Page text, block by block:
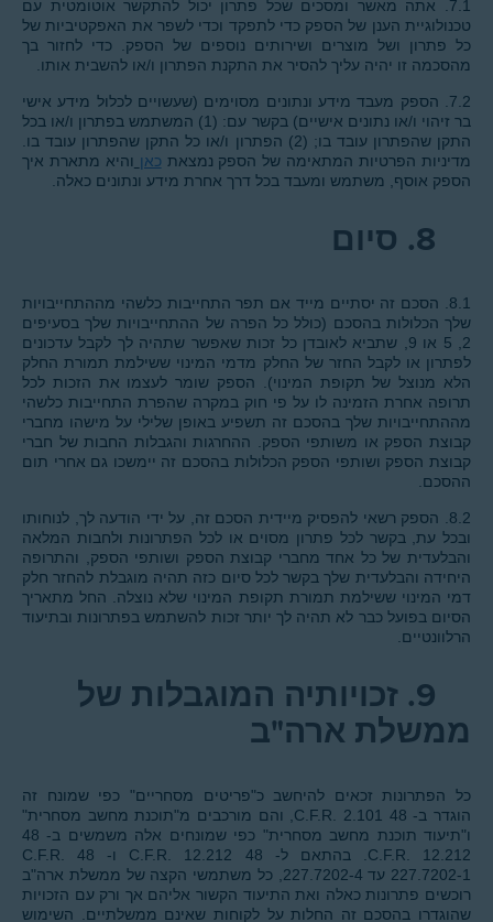
7.1. אתה מאשר ומסכים שכל פתרון יכול להתקשר אוטומטית עם
טכנולוגיית הענן של הספק כדי לתפקד וכדי לשפר את האפקטיביות של
כל פתרון ושל מוצרים ושירותים נוספים של הספק. כדי לחזור בך
מהסכמה זו יהיה עליך להסיר את התקנת הפתרון ו/או להשבית אותו.
7.2. הספק מעבד מידע ונתונים מסוימים (שעשויים לכלול מידע אישי
בר זיהוי ו/או נתונים אישיים) בקשר עם: (1) המשתמש בפתרון ו/או בכל
התקן שהפתרון עובד בו; (2) הפתרון ו/או כל התקן שהפתרון עובד בו.
מדיניות הפרטיות המתאימה של הספק נמצאת כאן והיא מתארת איך
הספק אוסף, משתמש ומעבד בכל דרך אחרת מידע ונתונים כאלה
8. סיום
8.1. הסכם זה יסתיים מייד אם תפר התחייבות כלשהי מההתחייבויות
שלך הכלולות בהסכם (כולל כל הפרה של ההתחייבויות שלך בסעיפים
2, 5 או 9, שתביא לאובדן כל זכות שאפשר שתהיה לך לקבל עדכונים
לפתרון או לקבל החזר של החלק מדמי המינוי ששילמת תמורת החלק
הלא מנוצל של תקופת המינוי). הספק שומר לעצמו את הזכות לכל
תרופה אחרת הזמינה לו על פי חוק במקרה שהפרת התחייבות כלשהי
מההתחייבויות שלך בהסכם זה תשפיע באופן שלילי על מישהו מחברי
קבוצת הספק או משותפי הספק. ההחרגות והגבלות החבות של חברי
קבוצת הספק ושותפי הספק הכלולות בהסכם זה יימשכו גם אחרי תום
ההסכם.
8.2. הספק רשאי להפסיק מיידית הסכם זה, על ידי הודעה לך, לנוחותו
ובכל עת, בקשר לכל פתרון מסוים או לכל הפתרונות ולחבות המלאה
והבלעדית של כל אחד מחברי קבוצת הספק ושותפי הספק, והתרופה
היחידה והבלעדית שלך בקשר לכל סיום כזה תהיה מוגבלת להחזר חלק
דמי המינוי ששילמת תמורת תקופת המינוי שלא נוצלה. החל מתאריך
הסיום בפועל כבר לא תהיה לך יותר זכות להשתמש בפתרונות ובתיעוד
הרלוונטיים.
9. זכויותיה המוגבלות של
ממשלת ארה"ב
כל הפתרונות זכאים להיחשב כ"פריטים מסחריים" כפי שמונח זה
הוגדר ב- 48 C.F.R. 2.101, והם מורכבים מ"תוכנת מחשב מסחרית"
ו"תיעוד תוכנת מחשב מסחרית" כפי שמונחים אלה משמשים ב- 48
C.F.R. 12.212. בהתאם ל- 48 C.F.R. 12.212 ו- 48 C.F.R.
227.7202-1 עד 227.7202-4, כל משתמשי הקצה של ממשלת ארה"ב
רוכשים פתרונות כאלה ואת התיעוד הקשור אליהם אך ורק עם הזכויות
שהוגדרו בהסכם זה החלות על לקוחות שאינם ממשלתיים. השימוש